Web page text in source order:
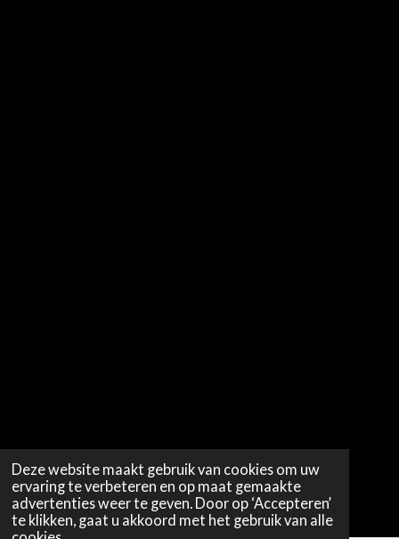
Deze website maakt gebruik van cookies om uw
ervaring te verbeteren en op maat gemaakte
advertenties weer te geven. Door op ‘Accepteren’
te klikken, gaat u akkoord met het gebruik van alle